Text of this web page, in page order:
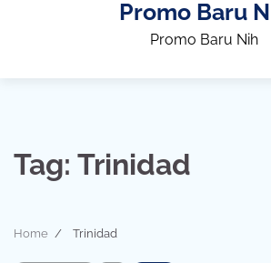
Promo Baru
Promo Baru Nih
Tag: Trinidad
Home Trinidad